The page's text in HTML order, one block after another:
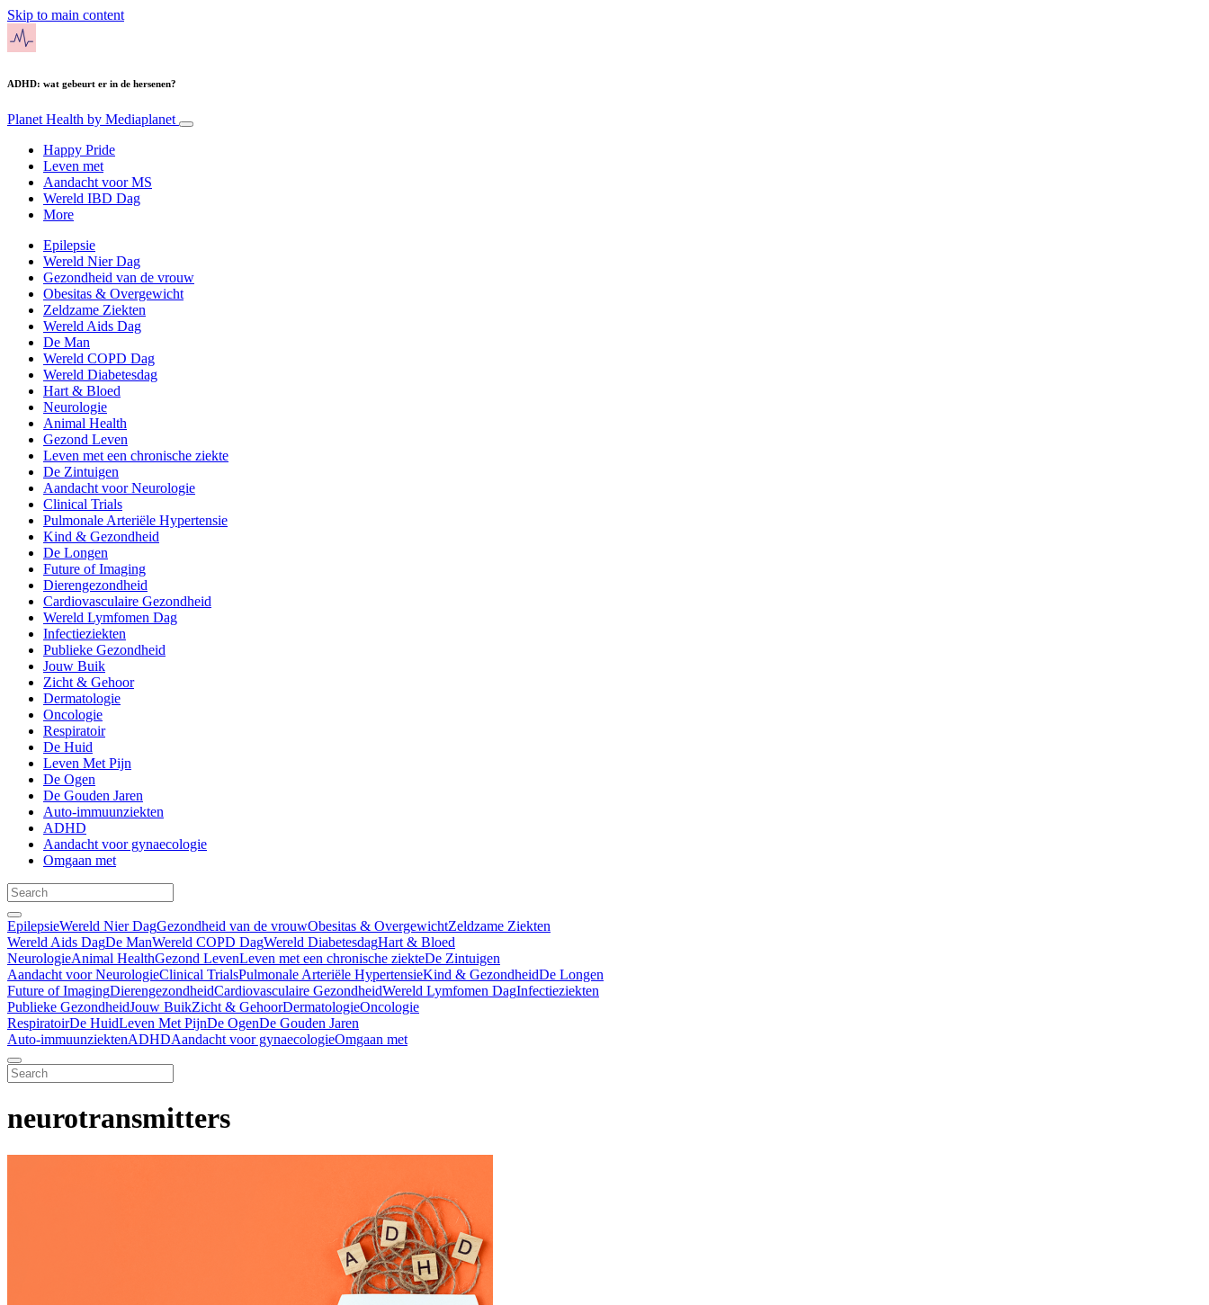
Skip to main content
ADHD: wat gebeurt er in de hersenen?
Planet Health by Mediaplanet
Happy Pride
Leven met
Aandacht voor MS
Wereld IBD Dag
More
Epilepsie
Wereld Nier Dag
Gezondheid van de vrouw
Obesitas & Overgewicht
Zeldzame Ziekten
Wereld Aids Dag
De Man
Wereld COPD Dag
Wereld Diabetesdag
Hart & Bloed
Neurologie
Animal Health
Gezond Leven
Leven met een chronische ziekte
De Zintuigen
Aandacht voor Neurologie
Clinical Trials
Pulmonale Arteriële Hypertensie
Kind & Gezondheid
De Longen
Future of Imaging
Dierengezondheid
Cardiovasculaire Gezondheid
Wereld Lymfomen Dag
Infectieziekten
Publieke Gezondheid
Jouw Buik
Zicht & Gehoor
Dermatologie
Oncologie
Respiratoir
De Huid
Leven Met Pijn
De Ogen
De Gouden Jaren
Auto-immuunziekten
ADHD
Aandacht voor gynaecologie
Omgaan met
EpilepsieWereld Nier DagGezondheid van de vrouwObesitas & OvergewichtZeldzame Ziekten
Wereld Aids DagDe ManWereld COPD DagWereld DiabetesdagHart & Bloed
NeurologieAnimal HealthGezond LevenLeven met een chronische ziekteDe Zintuigen
Aandacht voor NeurologieClinical TrialsPulmonale Arteriële HypertensieKind & GezondheidDe Longen
Future of ImagingDierengezondheidCardiovasculaire GezondheidWereld Lymfomen DagInfectieziekten
Publieke GezondheidJouw BuikZicht & GehoorDermatologieOncologie
RespiratoirDe HuidLeven Met PijnDe OgenDe Gouden Jaren
Auto-immuunziektenADHDAandacht voor gynaecologieOmgaan met
neurotransmitters